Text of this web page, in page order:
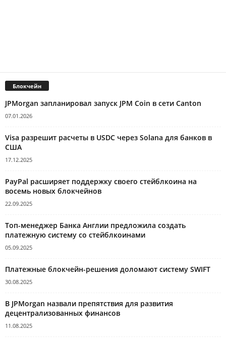
Блокчейн
JPMorgan запланировал запуск JPM Coin в сети Canton
07.01.2026
Visa разрешит расчеты в USDC через Solana для банков в
США
17.12.2025
PayPal расширяет поддержку своего стейблкоина на
восемь новых блокчейнов
22.09.2025
Топ-менеджер Банка Англии предложила создать
платежную систему со стейблкоинами
05.09.2025
Платежные блокчейн-решения доломают систему SWIFT
30.08.2025
В JPMorgan назвали препятствия для развития
децентрализованных финансов
11.08.2025